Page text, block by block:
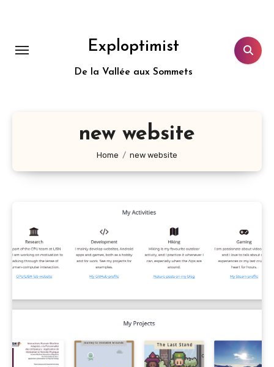
Exploptimist
De la Vallée aux Sommets
new website
Home new website